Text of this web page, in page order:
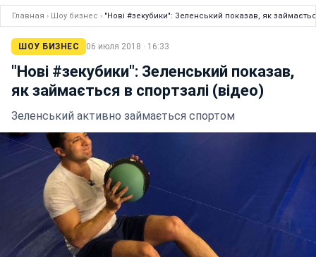
Главная › Шоу бизнес › "Нові #зекубики": Зеленський показав, як
ШОУ БИЗНЕС 06 июля 2018 · 16:33
"Нові #зекубики": Зеленський показав,
як займається в спортзалі (відео)
Зеленський активно займається спортом